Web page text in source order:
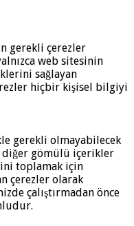
gerekli çerezler
web sitesinin
sağlayan
hiçbir kişisel bilgiyi
gerekli olmayabilecek
diğer gömülü içerikler
toplamak için
çerezler olarak
çalıştırmadan önce